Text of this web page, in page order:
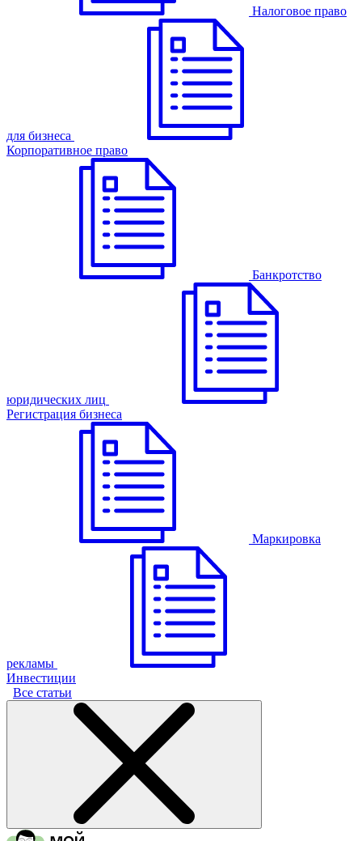
Налоговое право
для бизнеса
Корпоративное право
Банкротство
юридических лиц
Регистрация бизнеса
Маркировка
рекламы
Инвестиции
Все статьи